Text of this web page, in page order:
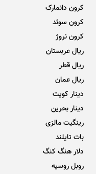
کرون دانمارک
کرون سوئد
کرون نروژ
ریال عربستان
ریال قطر
ریال عمان
دینار کویت
دینار بحرین
رینگیت مالزی
بات تایلند
دلار هنگ کنگ
روبل روسیه